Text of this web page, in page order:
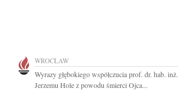
WROCŁAW
Wyrazy głębokiego współczucia prof. dr. hab. inż.
Jerzemu Hole z powodu śmierci Ojca...